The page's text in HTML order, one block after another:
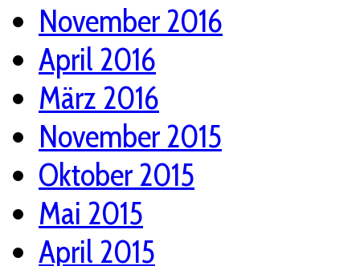
November 2016
April 2016
März 2016
November 2015
Oktober 2015
Mai 2015
April 2015